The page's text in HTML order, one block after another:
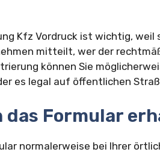
Kfz Vordruck ist wichtig, weil
mitteilt, wer der
können Sie
es legal auf öffentlichen
das Formular
normalerweise bei Ihrer